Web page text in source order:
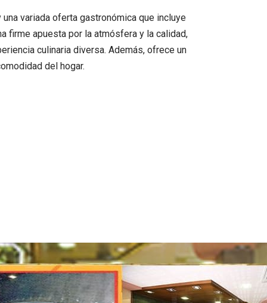
variada oferta gastronómica que incluye
firme apuesta por la atmósfera y la calidad,
culinaria diversa. Además, ofrece un
del hogar.